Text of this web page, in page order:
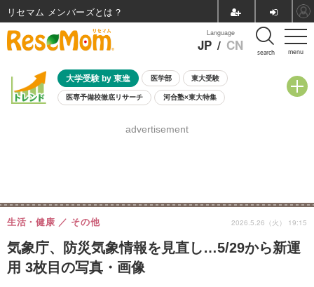
menu
Language
JP / CN search
大学受験 by 東進 医学部 東大受験
医専予備校徹底リサーチ 河合塾×東大特集
8月開催学校説明会・相談会
advertisement
気象庁、防災気象情報を見直し…5/29から新運
用 3枚目の写真・画像
生活・健康 その他 2026.5.26（火） 19:15
リセマム メンバーズ